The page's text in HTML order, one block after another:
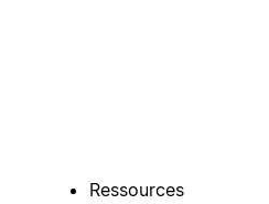
Ressources